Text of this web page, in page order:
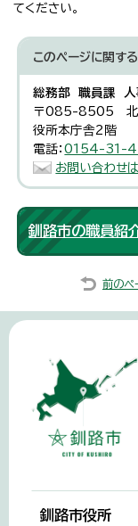
てください。
このページに関する
総務部 職員課 人
〒085-8505 北
役所本庁舎2階
電話：0154-31-
お問い合わせ
釧路市の職員紹
前のペ
釧路市役所